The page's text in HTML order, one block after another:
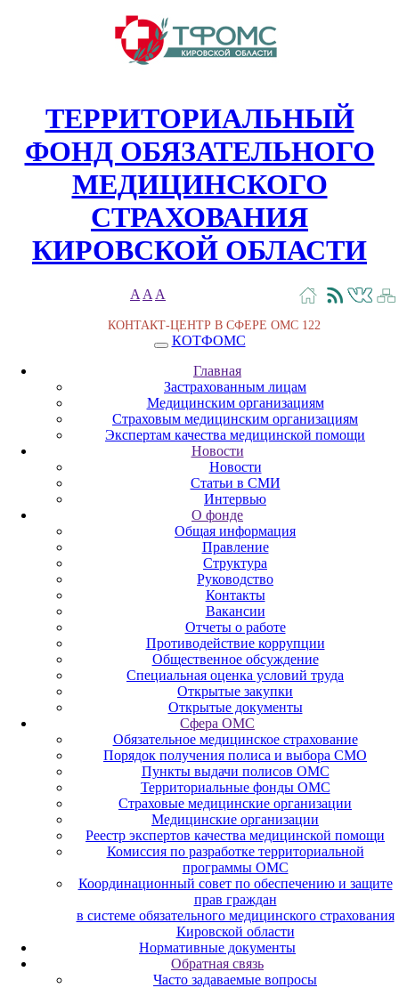
ТЕРРИТОРИАЛЬНЫЙ
ФОНД ОБЯЗАТЕЛЬНОГО
МЕДИЦИНСКОГО
СТРАХОВАНИЯ
КИРОВСКОЙ ОБЛАСТИ
A A A
КОНТАКТ-ЦЕНТР В СФЕРЕ ОМС 122
КОТФОМС
Главная
Застрахованным лицам
Медицинским организациям
Страховым медицинским организациям
Экспертам качества медицинской помощи
Новости
Новости
Статьи в СМИ
Интервью
О фонде
Общая информация
Правление
Структура
Руководство
Контакты
Вакансии
Отчеты о работе
Противодействие коррупции
Общественное обсуждение
Специальная оценка условий труда
Открытые закупки
Открытые документы
Сфера ОМС
Обязательное медицинское страхование
Порядок получения полиса и выбора СМО
Пункты выдачи полисов ОМС
Территориальные фонды ОМС
Страховые медицинские организации
Медицинские организации
Реестр экспертов качества медицинской помощи
Комиссия по разработке территориальной
программы ОМС
Координационный совет по обеспечению и защите
прав граждан
в системе обязательного медицинского страхования
Кировской области
Нормативные документы
Обратная связь
Часто задаваемые вопросы